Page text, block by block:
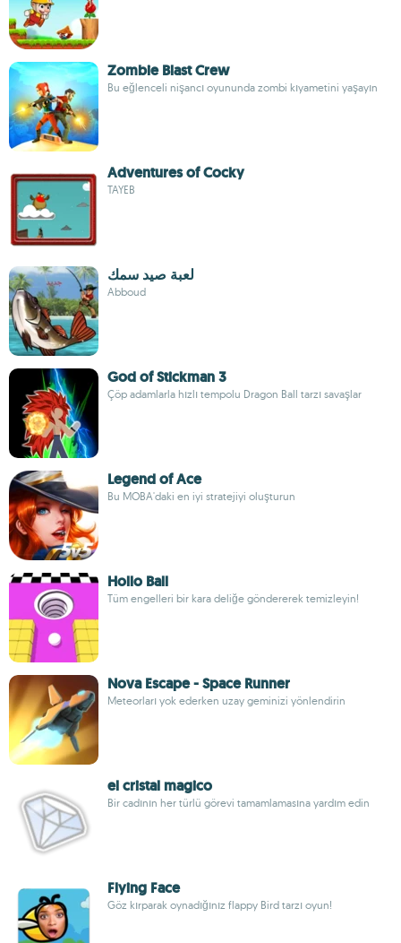
Zombie Blast Crew
Bu eğlenceli nişancı oyununda zombi kıyametini yaşayın
Adventures of Cocky
TAYEB
لعبة صيد سمك
Abboud
God of Stickman 3
Çöp adamlarla hızlı tempolu Dragon Ball tarzı savaşlar
Legend of Ace
Bu MOBA'daki en iyi stratejiyi oluşturun
Hollo Ball
Tüm engelleri bir kara deliğe göndererek temizleyin!
Nova Escape - Space Runner
Meteorları yok ederken uzay geminizi yönlendirin
el cristal magico
Bir cadının her türlü görevi tamamlamasına yardım edin
Flying Face
Göz kırparak oynadığınız flappy Bird tarzı oyun!